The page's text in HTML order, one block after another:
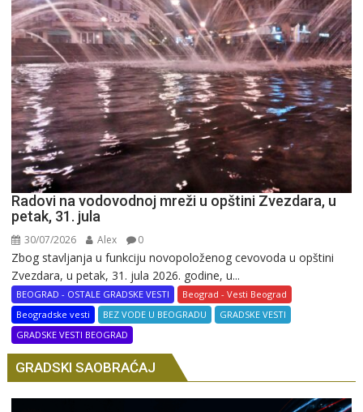
Radovi na vodovodnoj mreži u opštini Zvezdara, u
petak, 31. jula
30/07/2026 Alex 0
Zbog stavljanja u funkciju novopoloženog cevovoda u opštini
Zvezdara, u petak, 31. jula 2026. godine, u...
BEOGRAD - OSTALE GRADSKE VESTI
Beograd - Vesti Beograd
Beogradske vesti
BEZ VODE U BEOGRADU
GRADSKE VESTI
GRADSKE VESTI BEOGRAD
GRADSKI SAOBRAĆAJ